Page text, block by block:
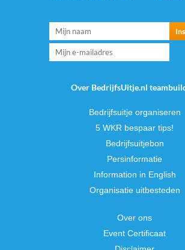
Over BedrijfsUitje.nl
Bedrijfsuitje organiseren
5 WKR bespaar tips!
Bedrijfsuitjebon
Persinformatie
Information in English
Organisatie uitbesteden
Over ons
Event Certificaat